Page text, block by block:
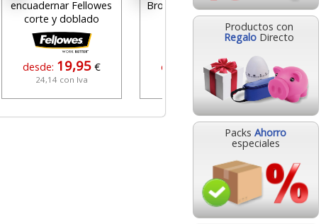
Productos con
Regalo Directo
Packs Ahorro
especiales
encuadernar Fellowes
corte y doblado
desde: 19,95 €
24,14 con Iva
Brother 24mm, blanco
sobre negro
desde: 21,74 €
26,31 con Iva